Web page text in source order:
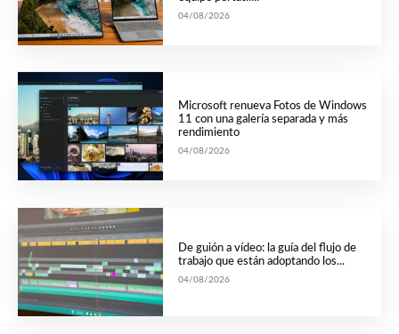
04/08/2026
Microsoft renueva Fotos de Windows
11 con una galería separada y más
rendimiento
04/08/2026
De guión a vídeo: la guía del flujo de
trabajo que están adoptando los...
04/08/2026